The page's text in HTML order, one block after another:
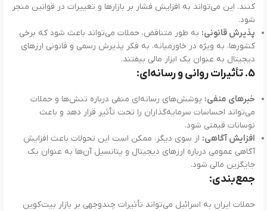
کنند. این می‌تواند به افزایش فشار بر بازارها و تغییرات در قوانین منجر
شود.
پذیرش قانونی: به طور متناقض، حملات می‌تواند باعث شود که برخی
کشورها، به ویژه در خاورمیانه، به فکر پذیرش رسمی و قانونی ارزهای
دیجیتال به عنوان یک ابزار مالی بیفتند.
5. تأثیرات روانی و رسانه‌ای:
خبرهای منفی: پوشش‌های رسانه‌ای منفی درباره تنش‌ها و حملات
می‌تواند احساسات سرمایه‌گذاران را تحت تأثیر قرار دهد و باعث
نوسانات قیمتی شود.
افزایش آگاهی: از سوی دیگر، ممکن است این تحولات باعث افزایش
آگاهی عمومی درباره ارزهای دیجیتال و پتانسیل آن‌ها به عنوان یک
جایگزین مالی شود.
جمع‌بندی:
حملات ایران به اسرائیل می‌تواند تأثیرات چندوجهی بر بازار بیت‌کوین